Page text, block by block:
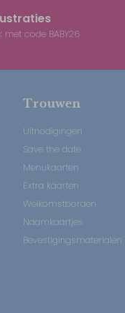
code BABY26
Trouwen
Uitnodigingen
Save the date
Menukaarten
Extra kaarten
Welkomstborden
Naamkaartjes
Bevestigingsmaterialen